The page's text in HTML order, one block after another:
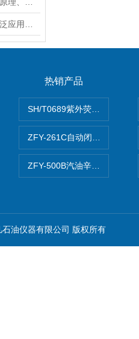
热销产品
SH/T0689紫外荧光测硫仪
ZFY-261C自动闭口闪点测定
ZFY-500B汽油辛烷值测定仪
油仪器有限公司 版权所有